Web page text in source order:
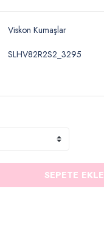
Viskon Kumaşlar
SLHV82R2S2_3295
SEPETE EKLE